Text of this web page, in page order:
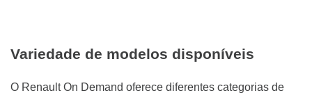
Variedade de modelos disponíveis
O Renault On Demand oferece diferentes categorias de